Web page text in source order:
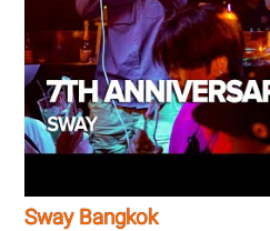
Sway Bangkok